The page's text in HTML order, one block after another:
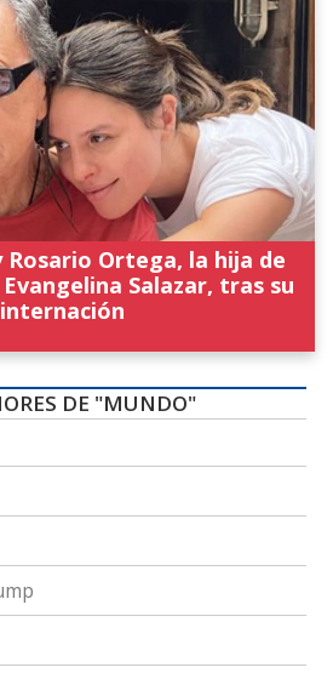
Rosario Ortega, la hija de
Salazar, tras su
internación
DE "MUNDO"